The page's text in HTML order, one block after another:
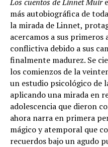
más autobiográfica de
la mirada de Linnet,
acercamos a sus primeros
conflictiva debido a sus
finalmente madurez. Se
los comienzos de la
un estudio psicológico de
aplicando una mirada en
adolescencia que dieron
ahora narra en primera
mágico y atemporal que
recuerdos bajo un agudo